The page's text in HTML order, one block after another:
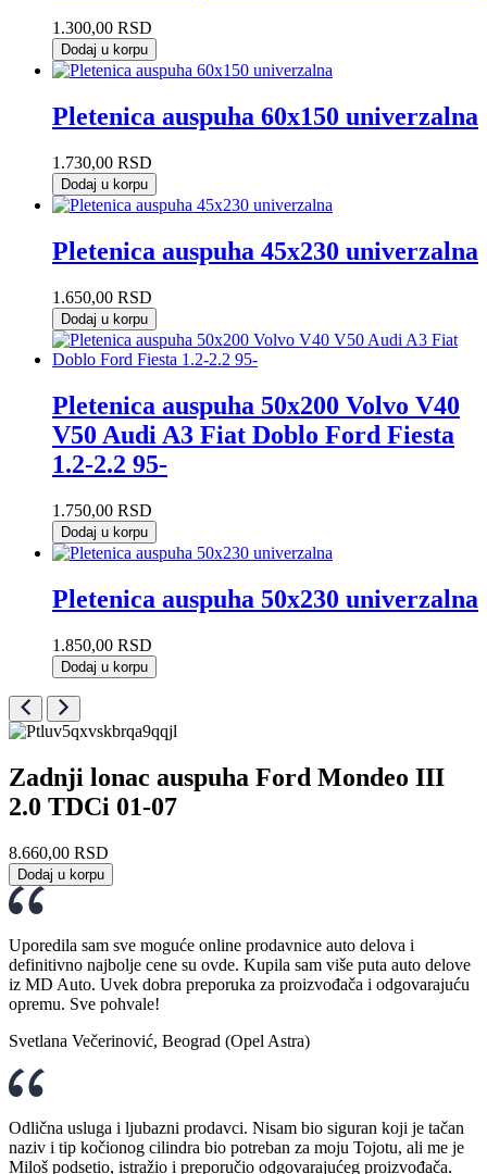
1.300,00 RSD
Dodaj u korpu
Pletenica auspuha 60x150 univerzalna
1.730,00 RSD
Dodaj u korpu
Pletenica auspuha 45x230 univerzalna
1.650,00 RSD
Dodaj u korpu
Pletenica auspuha 50x200 Volvo V40
V50 Audi A3 Fiat Doblo Ford Fiesta
1.2-2.2 95-
1.750,00 RSD
Dodaj u korpu
Pletenica auspuha 50x230 univerzalna
1.850,00 RSD
Dodaj u korpu
Zadnji lonac auspuha Ford Mondeo III
2.0 TDCi 01-07
8.660,00 RSD
Dodaj u korpu
Uporedila sam sve moguće online prodavnice auto delova i
definitivno najbolje cene su ovde. Kupila sam više puta auto delove
iz MD Auto. Uvek dobra preporuka za proizvođača i odgovarajuću
opremu. Sve pohvale!
Svetlana Večerinović, Beograd (Opel Astra)
Odlična usluga i ljubazni prodavci. Nisam bio siguran koji je tačan
naziv i tip kočionog cilindra bio potreban za moju Tojotu, ali me je
Miloš podsetio, istražio i preporučio odgovarajućeg proizvođača.